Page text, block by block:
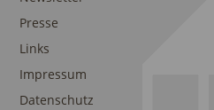
Presse
Links
Impressum
Datenschutz